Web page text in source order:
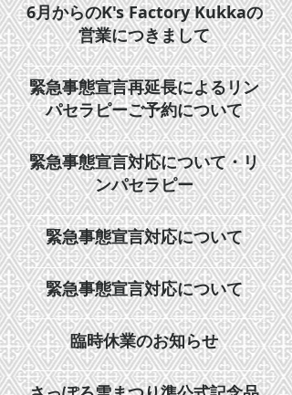
6月からのK's Factory Kukkaの
営業につきまして
緊急事態宣言再延長によるリン
パセラピーご予約について
緊急事態宣言対応について・リ
ンパセラピー
緊急事態宣言対応について
緊急事態宣言対応について
臨時休業のお知らせ